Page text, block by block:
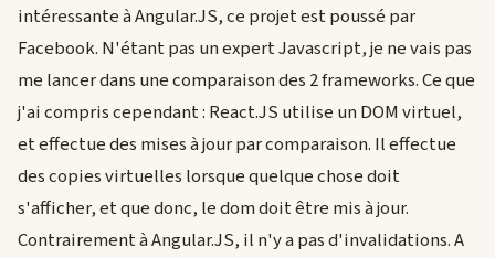
intéressante à Angular.JS, ce projet est poussé par
Facebook. N'étant pas un expert Javascript, je ne vais pas
me lancer dans une comparaison des 2 frameworks. Ce que
j'ai compris cependant : React.JS utilise un DOM virtuel,
et effectue des mises à jour par comparaison. Il effectue
des copies virtuelles lorsque quelque chose doit
s'afficher, et que donc, le dom doit être mis à jour.
Contrairement à Angular.JS, il n'y a pas d'invalidations. A